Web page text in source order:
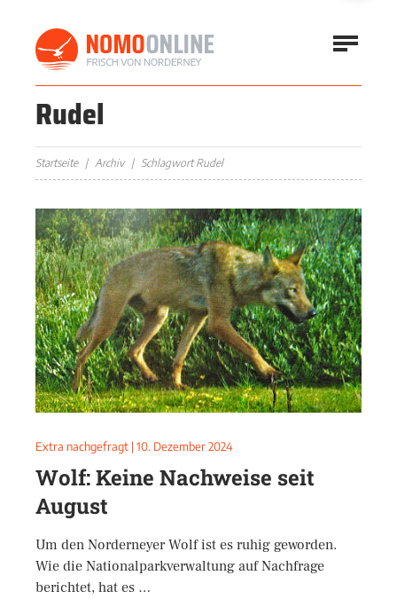
Rudel
Startseite Archiv Schlagwort Rudel
Extra nachgefragt | 10. Dezember 2024
Wolf: Keine Nachweise seit
August
Um den Norderneyer Wolf ist es ruhig geworden.
Wie die Nationalparkverwaltung auf Nachfrage
berichtet, hat es …